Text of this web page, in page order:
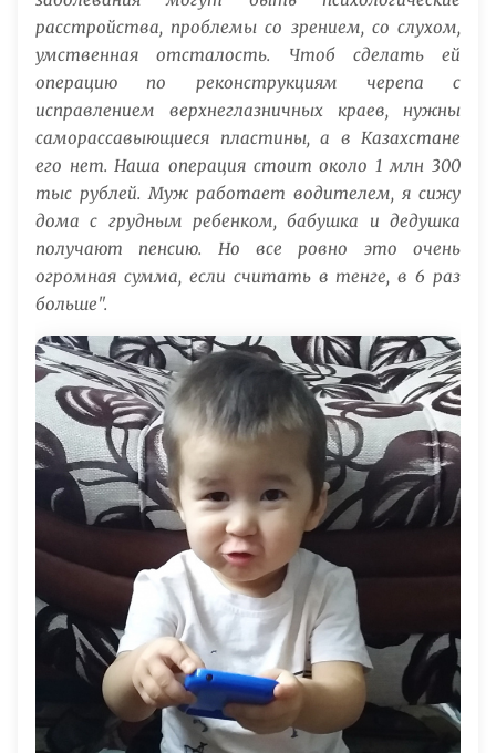
расстройства, проблемы со зрением, со слухом,
умственная отсталость. Чтоб сделать ей
операцию по реконструкциям черепа с
исправлением верхнеглазничных краев, нужны
саморассавыющиеся пластины, а в Казахстане
его нет. Наша операция стоит около 1 млн 300
тыс рублей. Муж работает водителем, я сижу
дома с грудным ребенком, бабушка и дедушка
получают пенсию. Но все ровно это очень
огромная сумма, если считать в тенге, в 6 раз
больше".